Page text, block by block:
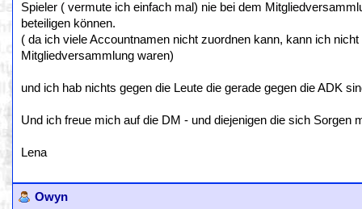
Spieler ( vermute ich einfach mal) nie bei dem
beteiligen können.
( da ich viele Accountnamen nicht zuordnen kann, kann ich
Mitgliedversammlung waren)
und ich hab nichts gegen die Leute die gerade gegen die ADK
Und ich freue mich auf die DM - und diejenigen die sich
Lena
Owyn